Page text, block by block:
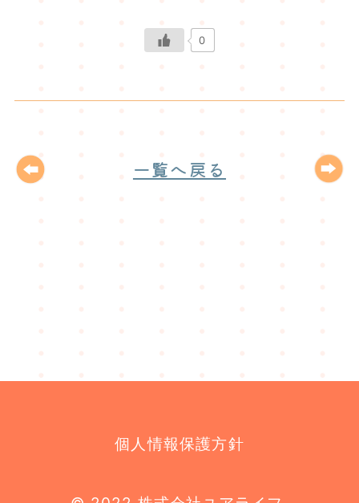
0
一覧へ戻る
個人情報保護方針